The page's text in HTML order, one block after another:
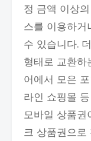
정 금액 이상
스를 이용하
수 있습니다.
형태로 교환하
어에서 모은
라인 쇼핑몰
모바일 상품권
크 상품권으로